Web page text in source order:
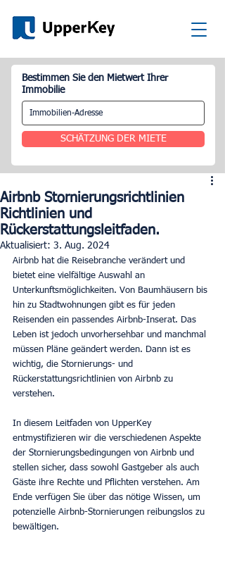
Bestimmen Sie den Mietwert Ihrer
Immobilie
SCHÄTZUNG DER MIETE
Airbnb Stornierungsrichtlinien
Richtlinien und
Rückerstattungsleitfaden.
Aktualisiert: 3. Aug. 2024
Airbnb hat die Reisebranche verändert und
bietet eine vielfältige Auswahl an
Unterkunftsmöglichkeiten. Von Baumhäusern bis
hin zu Stadtwohnungen gibt es für jeden
Reisenden ein passendes Airbnb-Inserat. Das
Leben ist jedoch unvorhersehbar und manchmal
müssen Pläne geändert werden. Dann ist es
wichtig, die Stornierungs- und
Rückerstattungsrichtlinien von Airbnb zu
verstehen.
In diesem Leitfaden von UpperKey
entmystifizieren wir die verschiedenen Aspekte
der Stornierungsbedingungen von Airbnb und
stellen sicher, dass sowohl Gastgeber als auch
Gäste ihre Rechte und Pflichten verstehen. Am
Ende verfügen Sie über das nötige Wissen, um
potenzielle Airbnb-Stornierungen reibungslos zu
bewältigen.